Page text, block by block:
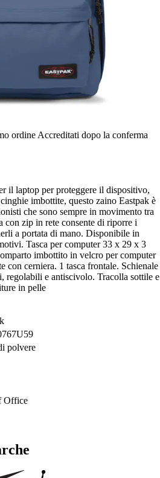
ordine Accreditati dopo la conferma
il laptop per proteggere il dispositivo,
imbottite, questo zaino Eastpak è
che sono sempre in movimento tra
con zip in rete consente di riporre i
a portata di mano. Disponibile in
Tasca per computer 33 x 29 x 3
imbottito in velcro per computer
con cerniera. 1 tasca frontale. Schienale
regolabili e antiscivolo. Tracolla sottile e
in pelle
polvere
Office